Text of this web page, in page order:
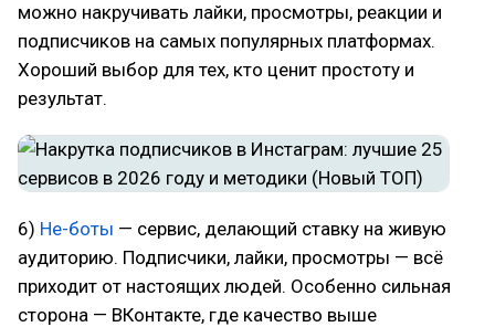
можно накручивать лайки, просмотры, реакции и
подписчиков на самых популярных платформах.
Хороший выбор для тех, кто ценит простоту и
результат.
6) Не-боты — сервис, делающий ставку на живую
аудиторию. Подписчики, лайки, просмотры — всё
приходит от настоящих людей. Особенно сильная
сторона — ВКонтакте, где качество выше